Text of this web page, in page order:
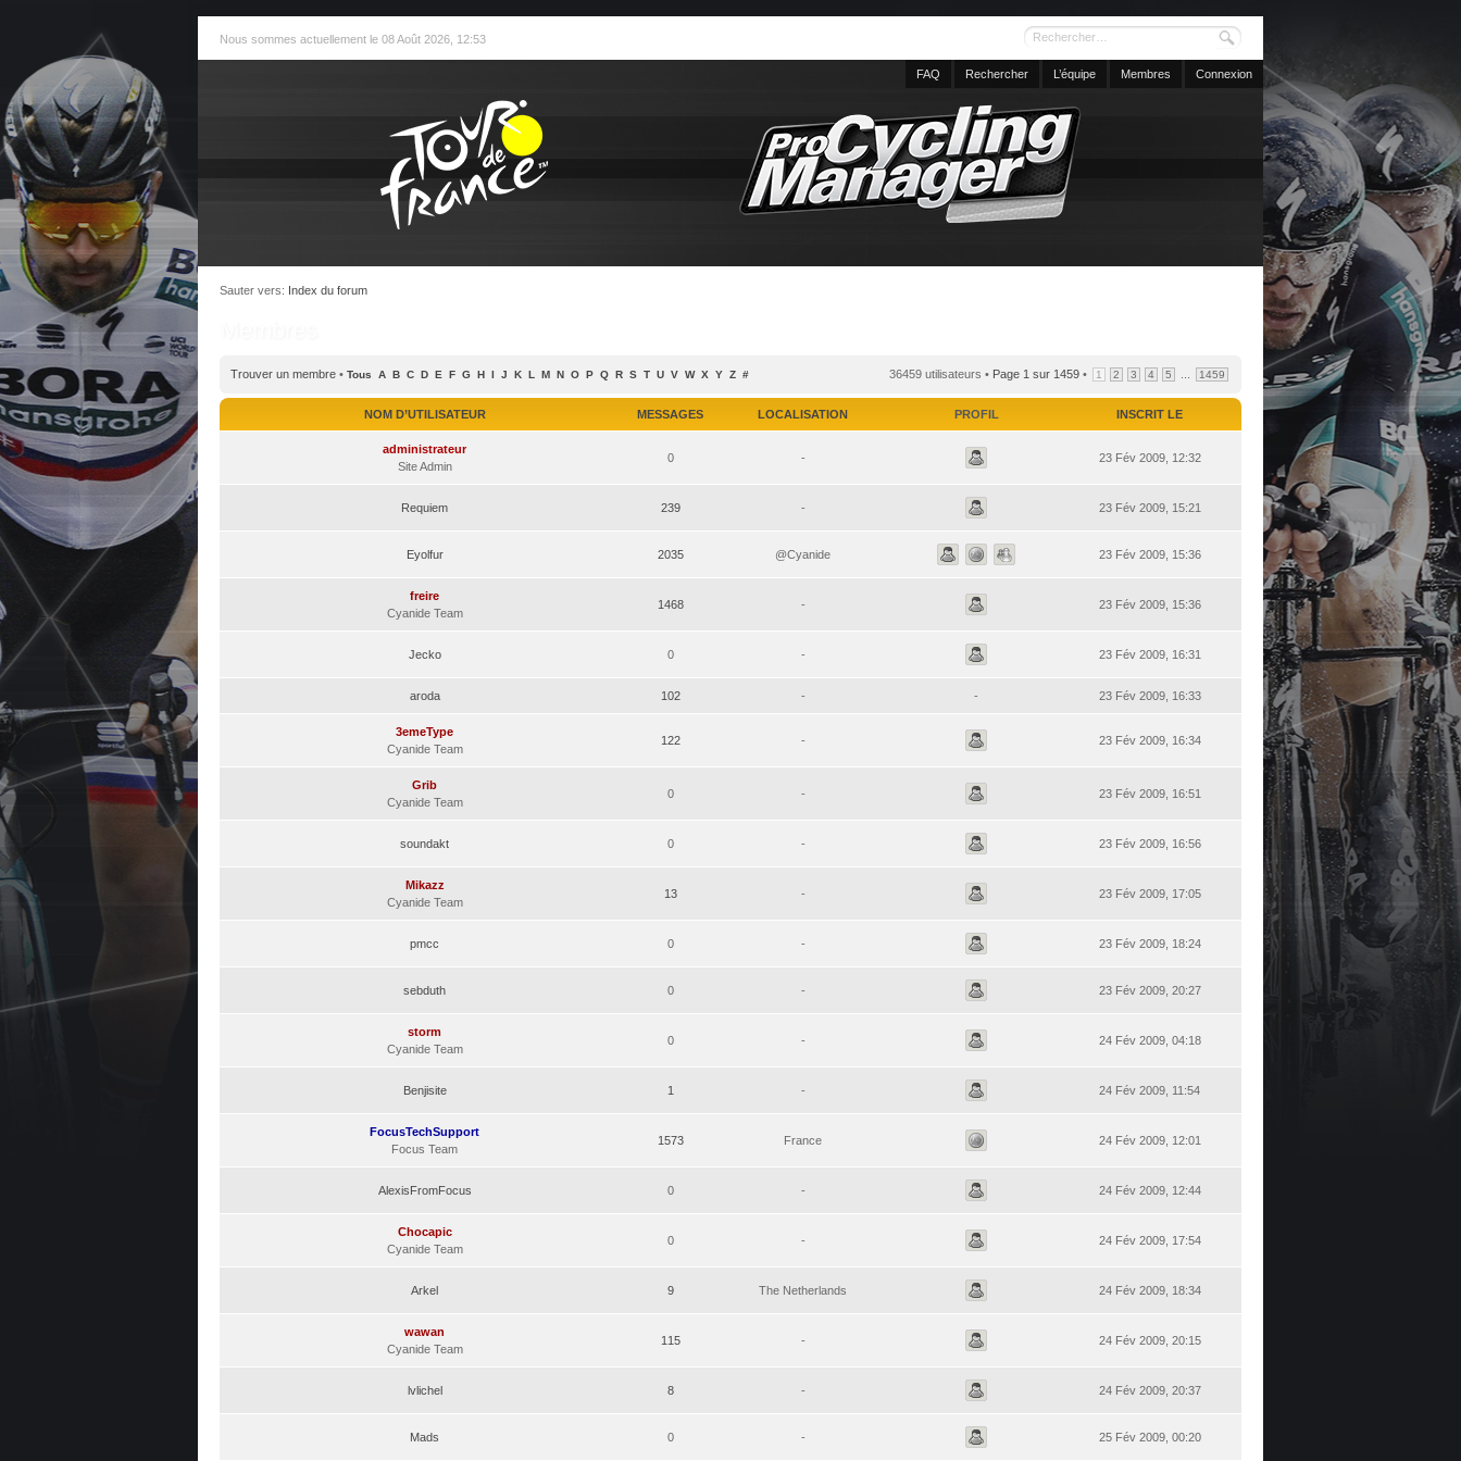
Nous sommes actuellement le 08 Août 2026, 12:53
FAQ Rechercher L’équipe Membres Connexion
Sauter vers: Index du forum
Trouver un membre • Tous A B C D E F G H I J K L M N O P Q R S T U V W X Y Z # 36459 utilisateurs • Page 1 sur 1459 • 1 2 3 4 5 1459
NOM D’UTILISATEUR MESSAGES LOCALISATION PROFIL INSCRIT LE
administrateur
Site Admin
0 - 23 Fév 2009, 12:32
Requiem 239 - 23 Fév 2009, 15:21
Eyolfur 2035 @Cyanide 23 Fév 2009, 15:36
freire
Cyanide Team
1468 - 23 Fév 2009, 15:36
Jecko 0 - 23 Fév 2009, 16:31
aroda 102 - - 23 Fév 2009, 16:33
3emeType
Cyanide Team
122 - 23 Fév 2009, 16:34
Grib
Cyanide Team
0 - 23 Fév 2009, 16:51
soundakt 0 - 23 Fév 2009, 16:56
Mikazz
Cyanide Team
13 - 23 Fév 2009, 17:05
pmcc 0 - 23 Fév 2009, 18:24
sebduth 0 - 23 Fév 2009, 20:27
storm
Cyanide Team
0 - 24 Fév 2009, 04:18
Benjisite 1 - 24 Fév 2009, 11:54
FocusTechSupport
Focus Team
1573 France 24 Fév 2009, 12:01
AlexisFromFocus 0 - 24 Fév 2009, 12:44
Chocapic
Cyanide Team
0 - 24 Fév 2009, 17:54
Arkel 9 The Netherlands 24 Fév 2009, 18:34
wawan
Cyanide Team
115 - 24 Fév 2009, 20:15
lvlichel 8 - 24 Fév 2009, 20:37
Mads 0 - 25 Fév 2009, 00:20